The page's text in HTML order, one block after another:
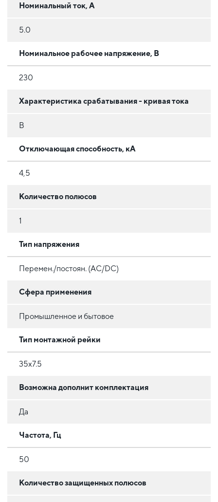
Номинальный ток, А
5.0
Номинальное рабочее напряжение, В
230
Характеристика срабатывания - кривая тока
B
Отключающая способность, кА
4,5
Количество полюсов
1
Тип напряжения
Перемен./постоян. (AC/DC)
Сфера применения
Промышленное и бытовое
Тип монтажной рейки
35x7.5
Возможна дополнит комплектация
Да
Частота, Гц
50
Количество защищенных полюсов